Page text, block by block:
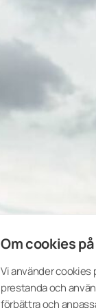
Om cookies
Vi använder
prestanda och
förbättra och